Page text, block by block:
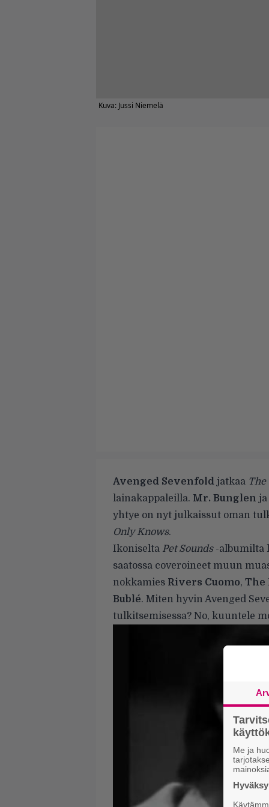
Kuva: Jussi Niemelä
Avenged Sevenfold jatkaa The
lainakappaleilla. Mr. Bunglen ja
yhtye on nyt julkaissut oman
Only Knows.
Ikoniselta Pet Sounds-albumilta
saatossa coveroineet muun
nokkamies Rivers Cuomo, The
Bublé. Miten hyvin Avenged
tulkitsemisessa? No, kuuntele
Me ja